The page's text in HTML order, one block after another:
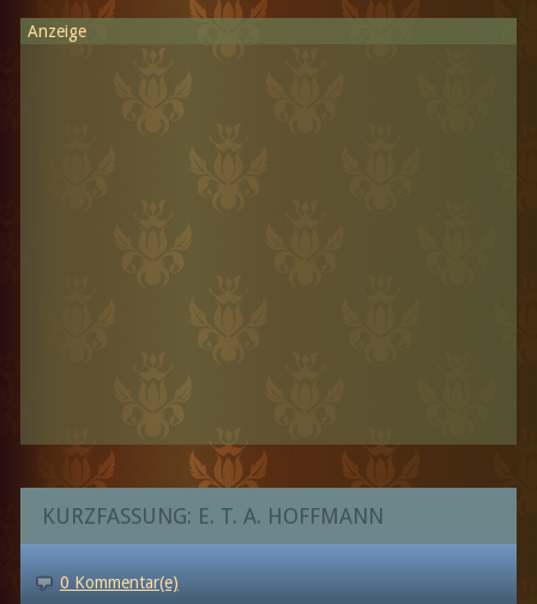
Anzeige
KURZFASSUNG: E. T. A. HOFFMANN
0 Kommentar(e)